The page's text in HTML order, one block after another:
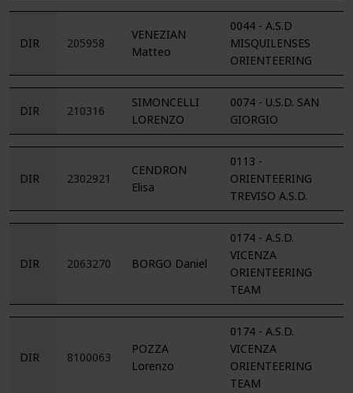
DIR 205958
VENEZIAN
Matteo
0044 - A.S.D
MISQUILENSES
ORIENTEERING
DIR 210316
SIMONCELLI
LORENZO
0074 - U.S.D. SAN
GIORGIO
DIR 2302921
CENDRON
Elisa
0113 -
ORIENTEERING
TREVISO A.S.D.
DIR 2063270 BORGO Daniel
0174 - A.S.D.
VICENZA
ORIENTEERING
TEAM
DIR 8100063
POZZA
Lorenzo
0174 - A.S.D.
VICENZA
ORIENTEERING
TEAM